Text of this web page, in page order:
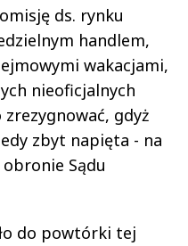
ds. rynku
handlem,
wakacjami,
nieoficjalnych
gdyż
zbyt napięta - na
Sądu
do powtórki tej